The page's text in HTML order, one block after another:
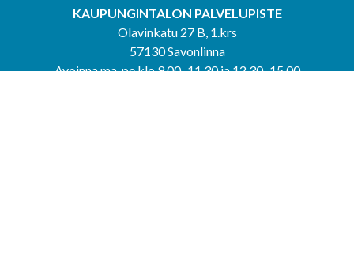
KAUPUNGINTALON PALVELUPISTE
Olavinkatu 27 B, 1.krs
57130 Savonlinna
Avoinna ma-pe klo 9.00–11.30 ja 12.30–15.00